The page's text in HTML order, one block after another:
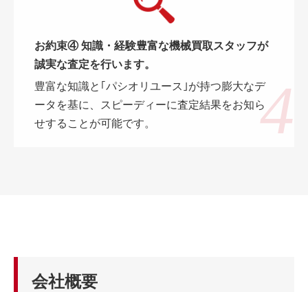
お約束④ 知識・経験豊富な機械買取スタッフが
誠実な査定を行います。
豊富な知識と｢パシオリユース｣が持つ膨大なデ
ータを基に、スピーディーに査定結果をお知ら
せすることが可能です。
会社概要